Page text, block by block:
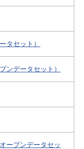
タセット）
ンデータセット）
ープンデータセッ